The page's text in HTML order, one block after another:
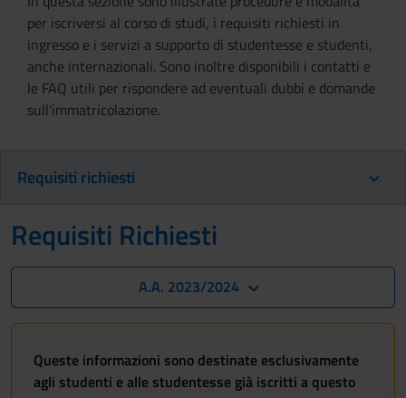
per iscriversi al corso di studi, i requisiti richiesti in
ingresso e i servizi a supporto di studentesse e studenti,
anche internazionali. Sono inoltre disponibili i contatti e
le FAQ utili per rispondere ad eventuali dubbi e domande
sull'immatricolazione.
Requisiti richiesti
Requisiti Richiesti
A.A. 2023/2024
Queste informazioni sono destinate esclusivamente
agli studenti e alle studentesse già iscritti a questo